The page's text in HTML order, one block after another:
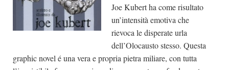
Joe Kubert ha come risultato
un’intensità emotiva che
rievoca le disperate urla
dell’Olocausto stesso. Questa
graphic novel é una vera e propria pietra miliare, con tutta